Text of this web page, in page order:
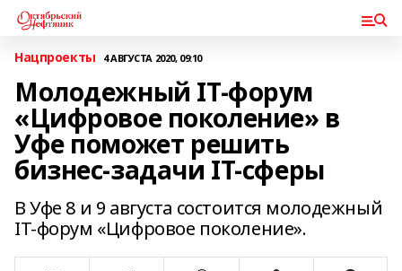
Нацпроекты 4 АВГУСТА 2020, 09:10
Молодежный IT-форум
«Цифровое поколение» в
Уфе поможет решить
бизнес-задачи IT-сферы
В Уфе 8 и 9 августа состоится молодежный
IT-форум «Цифровое поколение».